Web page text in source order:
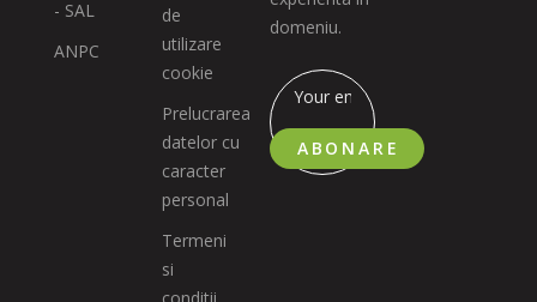
- SAL
ANPC
de
utilizare
cookie
Prelucrarea
datelor cu
caracter
personal
Termeni
si
domeniu.
ABONARE